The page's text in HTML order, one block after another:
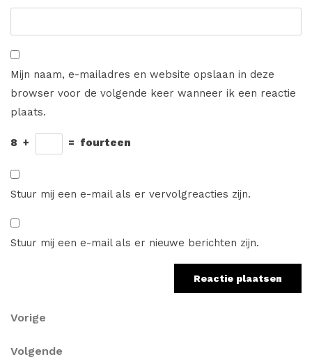
Mijn naam, e-mailadres en website opslaan in deze
browser voor de volgende keer wanneer ik een reactie
plaats.
8 + = fourteen
Stuur mij een e-mail als er vervolgreacties zijn.
Stuur mij een e-mail als er nieuwe berichten zijn.
Berichtnavigatie
Vorig
Vorige
Volgend
Volgende